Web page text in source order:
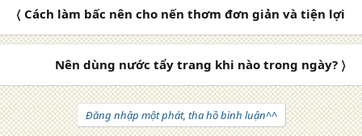
〈 Cách làm bấc nên cho nến thơm đơn giản và tiện lợi
Nên dùng nước tẩy trang khi nào trong ngày? 〉
Đăng nhập một phát, tha hồ bình luận^^